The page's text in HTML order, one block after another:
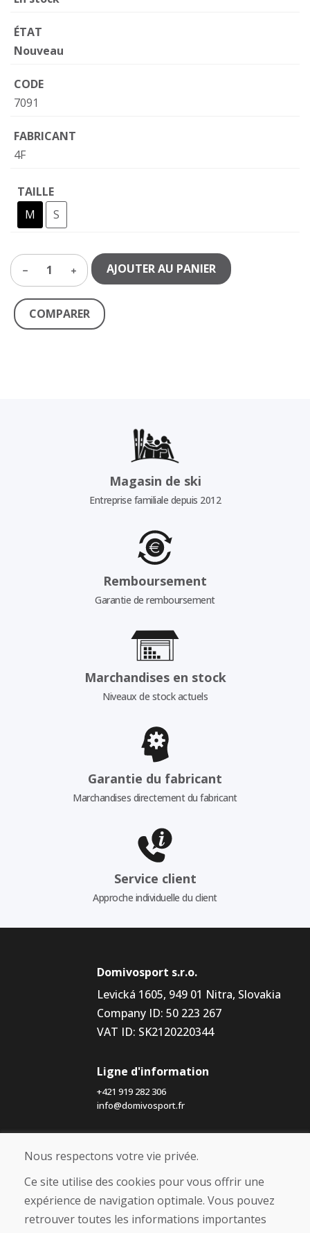
ÉTAT
Nouveau
CODE
7091
FABRICANT
4F
TAILLE
M
S
1 AJOUTER AU PANIER
COMPARER
Magasin de ski
Entreprise familiale depuis 2012
Remboursement
Garantie de remboursement
Marchandises en stock
Niveaux de stock actuels
Garantie du fabricant
Marchandises directement du fabricant
Service client
Approche individuelle du client
Domivosport s.r.o.
Levická 1605, 949 01 Nitra, Slovakia
Company ID: 50 223 267
VAT ID: SK2120220344
Ligne d'information
+421 919 282 306
info@domivosport.fr
Blog
À propos de nous
Boutique
Contact
Nous respectons votre vie privée.
Ce site utilise des cookies pour vous offrir une
expérience de navigation optimale. Vous pouvez
retrouver toutes les informations importantes